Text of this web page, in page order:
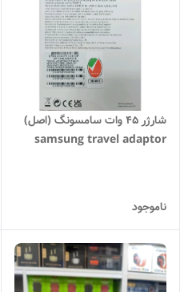
شارژر ۴۵ وات سامسونگ (اصل)
samsung travel adaptor
ناموجود